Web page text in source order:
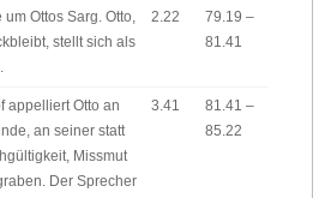
um Ottos Sarg. Otto,
stellt sich als
2.22
79.19 –
81.41
appelliert Otto an
an seiner statt
Missmut
Der Sprecher
3.41
81.41 –
85.22